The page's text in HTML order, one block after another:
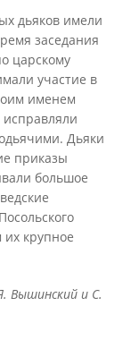
дьяков имели
заседания
царскому
участие в
именем
Дьяки
приказы
большое
крупное
Вышинский и С.